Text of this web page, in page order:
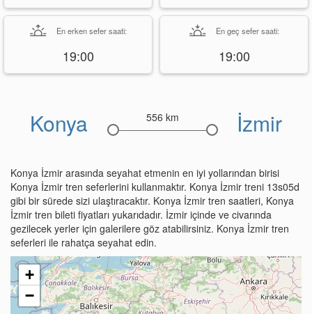
En erken sefer saati:
19:00
En geç sefer saati:
19:00
Konya 556 km İzmir
Konya İzmir arasında seyahat etmenin en iyi yollarından birisi
Konya İzmir tren seferlerini kullanmaktır. Konya İzmir treni 13s05d
gibi bir sürede sizi ulaştıracaktır. Konya İzmir tren saatleri, Konya
İzmir tren bileti fiyatları yukarıdadır. İzmir içinde ve civarında
gezilecek yerler için galerilere göz atabilirsiniz. Konya İzmir tren
seferleri ile rahatça seyahat edin.
+
−